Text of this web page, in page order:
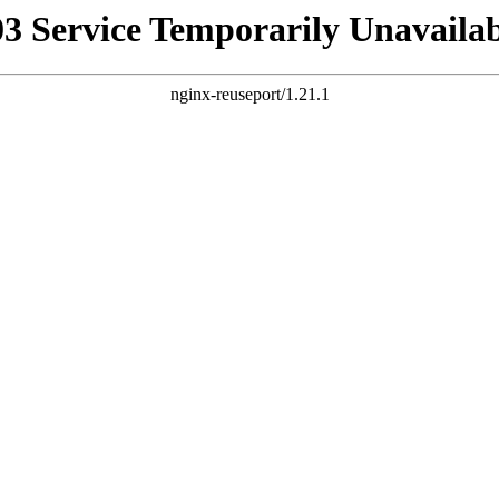
Service Temporarily
nginx-reuseport/1.21.1